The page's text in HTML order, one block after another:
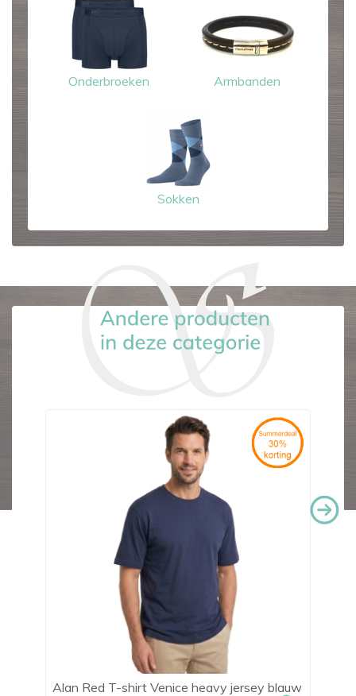
Onderbroeken Armbanden
Sokken
Alan Red T-shirt Venice heavy jersey blauw